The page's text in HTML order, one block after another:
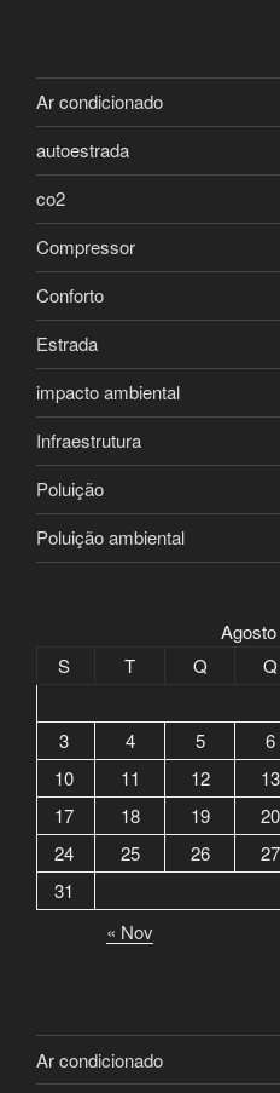
Ar condicionado
autoestrada
co2
Compressor
Conforto
Estrada
impacto ambiental
Infraestrutura
Poluição
Poluição ambiental
S
T Q Q
3
4 5 6
10
11 12 13
17
18 19 20
24
25 26 27
31
« Nov
Ar condicionado